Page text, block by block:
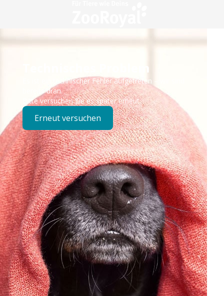
Technisches Problem
Es ist ein technischer Fehler aufgetreten – wir sind
bereits dran.
Bitte versuchen Sie es später erneut.
Erneut versuchen